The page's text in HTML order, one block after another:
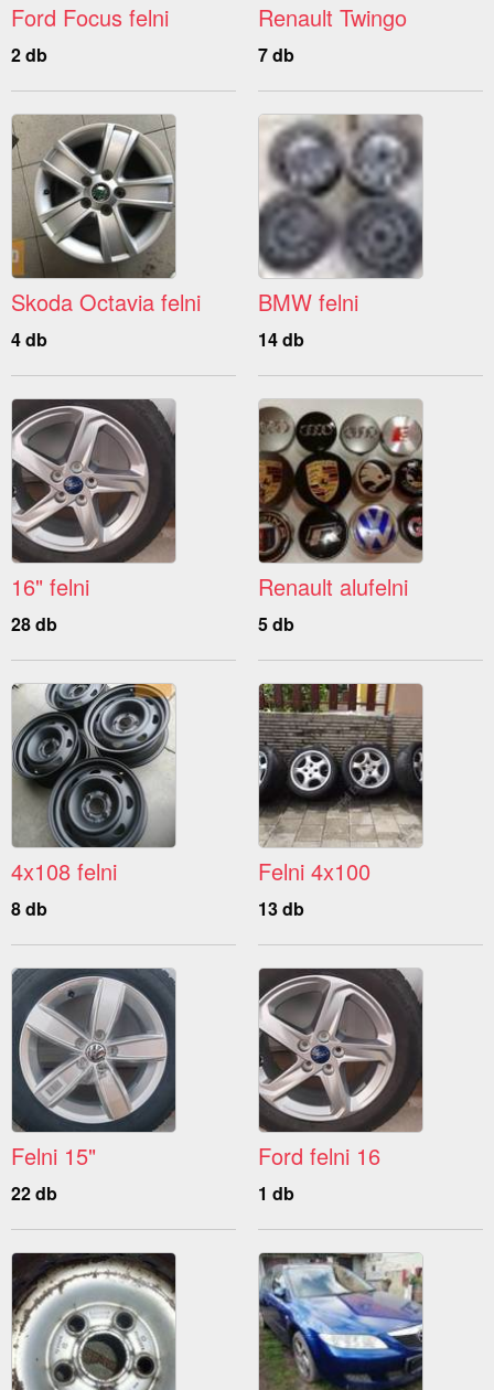
Ford Focus felni
2 db
Renault Twingo
7 db
Skoda Octavia felni
4 db
BMW felni
14 db
16" felni
28 db
Renault alufelni
5 db
4x108 felni
8 db
Felni 4x100
13 db
Felni 15"
22 db
Ford felni 16
1 db